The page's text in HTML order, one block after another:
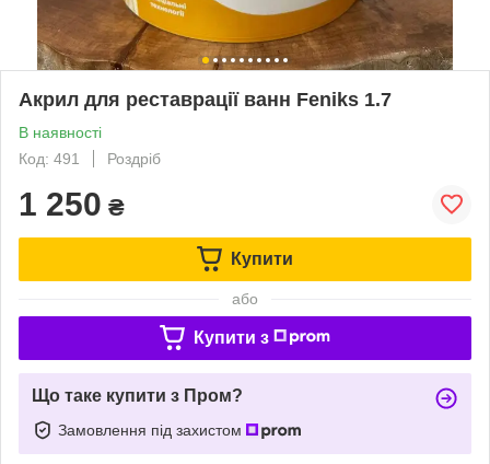
Акрил для реставрації ванн Feniks 1.7
В наявності
Код: 491
Роздріб
1 250 ₴
Купити
або
Купити з
Що таке купити з Пром?
Замовлення під захистом